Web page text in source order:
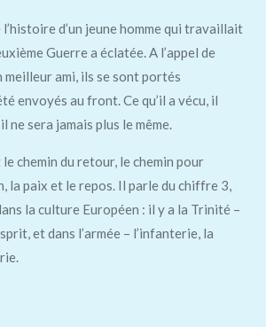
d’un jeune homme qui travaillait
Guerre a éclatée. A l’appel de
meilleur ami, ils se sont portés
envoyés au front. Ce qu’il a vécu, il
ne sera jamais plus le même.
chemin du retour, le chemin pour
la paix et le repos. Il parle du chiffre 3,
la culture Européen : il y a la Trinité –
et dans l’armée – l’infanterie, la